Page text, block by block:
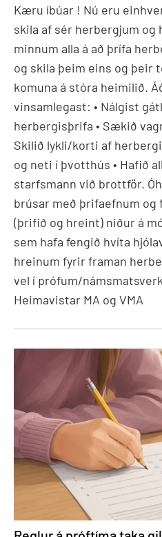
Kæru íbúar ! Nú eru
skila af sér herbergjum og
minnum alla á að þrífa
og skila þeim eins og þeir
komuna á stóra heimilið.
vinsamlegast: • Nálgist
herbergisþrifa • Sækið
Skilið lykli/korti af
og neti í þvotthús • Hafið
starfsmann við brottför.
brúsar með þrifaefnum
(þrifið og hreint) niður á
sem hafa fengið hvíta
hreinum fyrir framan
vel í prófum/
Heimavistar MA og VMA